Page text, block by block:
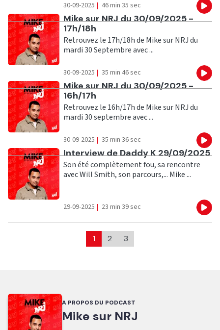
30-09-2025 | 46 min 35 sec
Ecouter
Mike sur NRJ du 30/09/2025 -
17h/18h
Retrouvez le 17h/18h de Mike sur NRJ du
mardi 30 Septembre avec ...
30-09-2025 | 35 min 46 sec
Ecouter
Mike sur NRJ du 30/09/2025 -
16h/17h
Retrouvez le 16h/17h de Mike sur NRJ du
mardi 30 septembre avec ...
30-09-2025 | 35 min 36 sec
Ecouter
Interview de Daddy K 29/09/2025
Son été complètement fou, sa rencontre
avec Will Smith, son parcours,... Mike ...
29-09-2025 | 23 min 39 sec
1 2 3
A PROPOS DU PODCAST
Mike sur NRJ